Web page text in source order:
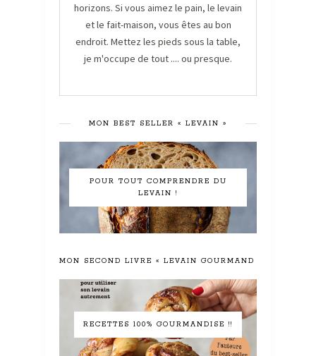
horizons. Si vous aimez le pain, le levain
et le fait-maison, vous êtes au bon
endroit. Mettez les pieds sous la table,
je m'occupe de tout .... ou presque.
MON BEST SELLER « LEVAIN »
POUR TOUT COMPRENDRE DU
LEVAIN !
MON SECOND LIVRE « LEVAIN GOURMAND »
RECETTES 100% GOURMANDISE !!